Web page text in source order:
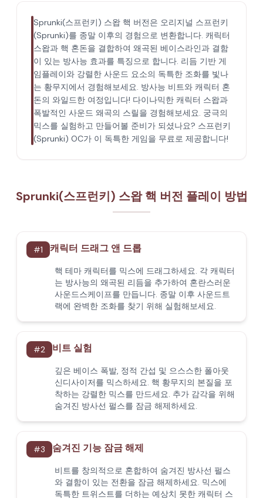
Sprunki(스프런키) 스왑 핵 버전은 오리지널 스프런키
(Sprunki)를 종말 이후의 경험으로 변환합니다. 캐릭터
스왑과 핵 혼돈을 결합하여 왜곡된 베이스라인과 결함
이 있는 방사능 효과를 특징으로 합니다. 리듬 기반 게
임플레이와 강렬한 사운드 요소의 독특한 조화를 빛나
는 황무지에서 경험해보세요. 방사능 비트와 캐릭터 혼
돈의 와일드한 여정입니다! 다이나믹한 캐릭터 스왑과
폭발적인 사운드 왜곡의 스릴을 경험해보세요. 궁극의
믹스를 실험하고 만들어볼 준비가 되셨나요? 스프런키
(Sprunki) OC가 이 독특한 게임을 무료로 제공합니다!
Sprunki(스프런키) 스왑 핵 버전 플레이 방법
#1 캐릭터 드래그 앤 드롭
핵 테마 캐릭터를 믹스에 드래그하세요. 각 캐릭터
는 방사능의 왜곡된 리듬을 추가하여 혼란스러운
사운드스케이프를 만듭니다. 종말 이후 사운드트
랙에 완벽한 조화를 찾기 위해 실험해보세요.
#2 비트 실험
깊은 베이스 폭발, 정적 간섭 및 으스스한 폴아웃
신디사이저를 믹스하세요. 핵 황무지의 본질을 포
착하는 강렬한 믹스를 만드세요. 추가 감각을 위해
숨겨진 방사선 펄스를 잠금 해제하세요.
#3 숨겨진 기능 잠금 해제
비트를 창의적으로 혼합하여 숨겨진 방사선 펄스
와 결함이 있는 전환을 잠금 해제하세요. 믹스에
독특한 트위스트를 더하는 예상치 못한 캐릭터 스